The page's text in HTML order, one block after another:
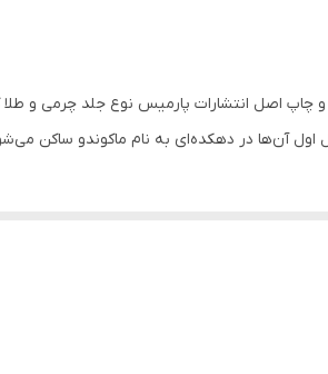
و چاپ اصل انتشارات پارمیس نوع جلد چرمی و
آن‌ها در دهکده‌ای به نام ماکوندو ساکن